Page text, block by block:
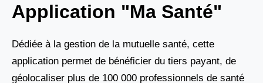
Application "Ma Santé"
Dédiée à la gestion de la mutuelle santé, cette
application permet de bénéficier du tiers payant, de
géolocaliser plus de 100 000 professionnels de santé